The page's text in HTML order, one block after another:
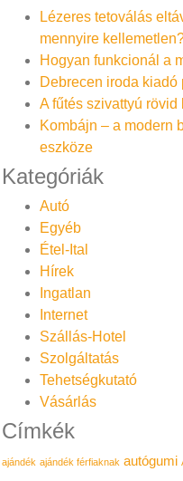
Lézeres tetoválás
mennyire
Hogyan funkcionál a
Debrecen iroda kiadó
A fűtés szivattyú rövid
Kombájn – a modern
eszköze
Kategóriák
Autó
Egyéb
Étel-Ital
Hírek
Ingatlan
Internet
Szállás-Hotel
Szolgáltatás
Tehetségkutató
Vásárlás
Címkék
ajándék ajándék férfiaknak autógumi